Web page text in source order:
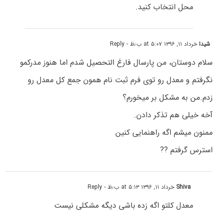
محل انتخاب کنید.
شیداخرداد ۱۱, ۱۳۹۶ at ۵:۰۷ ب٫ظ - Reply
سلام دوستان، من پارسال فارغ التحصیل شدم اما هنوز مدرکمو
نگرفتم و معدل رو توى فرم ثبت نام همون جمع کل معدل رو
زدم.من به مشکل بر میخورم؟
آخه خیلی هم تذکر دادن.
ممنون میشم اگه راهنمایی کنین
استرس گرفتم ??
Shiva خرداد ۱۱, ۱۳۹۶ at ۵:۱۳ ب٫ظ - Reply
معدل کلتو اگه زده باشی دیگه مشکلی نیست